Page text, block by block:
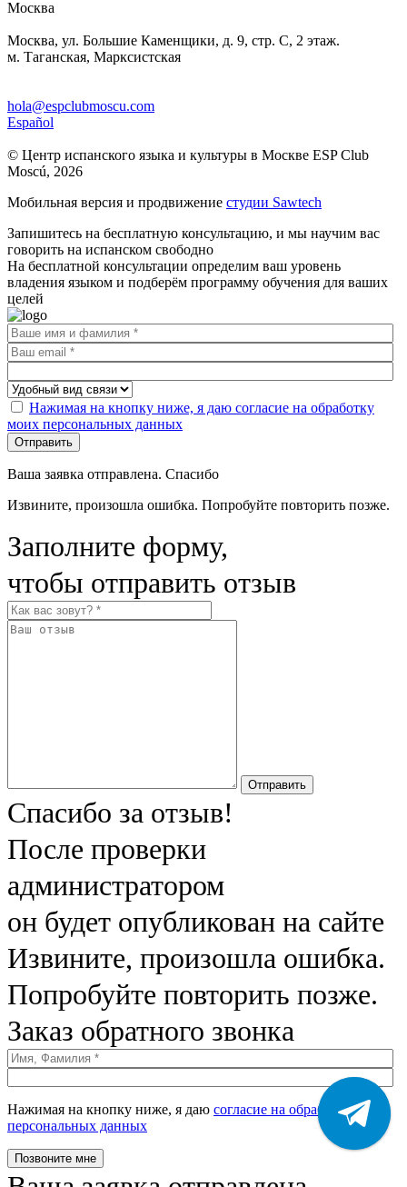
Москва
Москва, ул. Большие Каменщики, д. 9, стр. С, 2 этаж.
м. Таганская, Марксистская
hola@espclubmoscu.com
Español
© Центр испанского языка и культуры в Москве ESP Club
Moscú, 2026
Мобильная версия и продвижение студии Sawtech
Запишитесь на бесплатную консультацию, и мы научим вас
говорить на испанском свободно
На бесплатной консультации определим ваш уровень
владения языком и подберём программу обучения для ваших
целей
Нажимая на кнопку ниже, я даю согласие на обработку
моих персональных данных
Отправить
Ваша заявка отправлена. Спасибо
Извините, произошла ошибка. Попробуйте повторить позже.
Заполните форму,
чтобы отправить отзыв
Отправить
Спасибо за отзыв!
После проверки
администратором
он будет опубликован на сайте
Извините, произошла ошибка.
Попробуйте повторить позже.
Заказ обратного звонка
Нажимая на кнопку ниже, я даю согласие на обработку моих
персональных данных
Позвоните мне